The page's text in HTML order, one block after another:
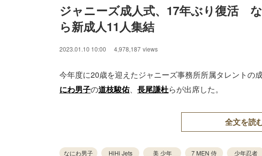
ジャニーズ成人式、17年ぶり復活　
ら新成人11人集結
2023.01.10 10:00 4,978,187 views
今年度に20歳を迎えたジャニーズ事務所所属タレントの
にわ男子の道枝駿佑、 長尾謙杜らが出席した。
全文を読
なにわ男子 HiHi Jets 美 少年 7 MEN 侍 少年忍者